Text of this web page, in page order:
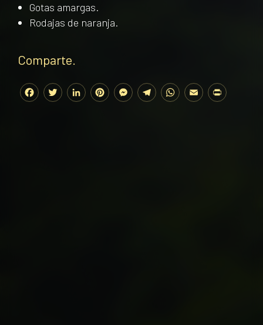
Gotas amargas.
Rodajas de naranja.
Comparte.
FacebookTwitterLinkedInPinterestMessengerTelegramWhatsApp
Email